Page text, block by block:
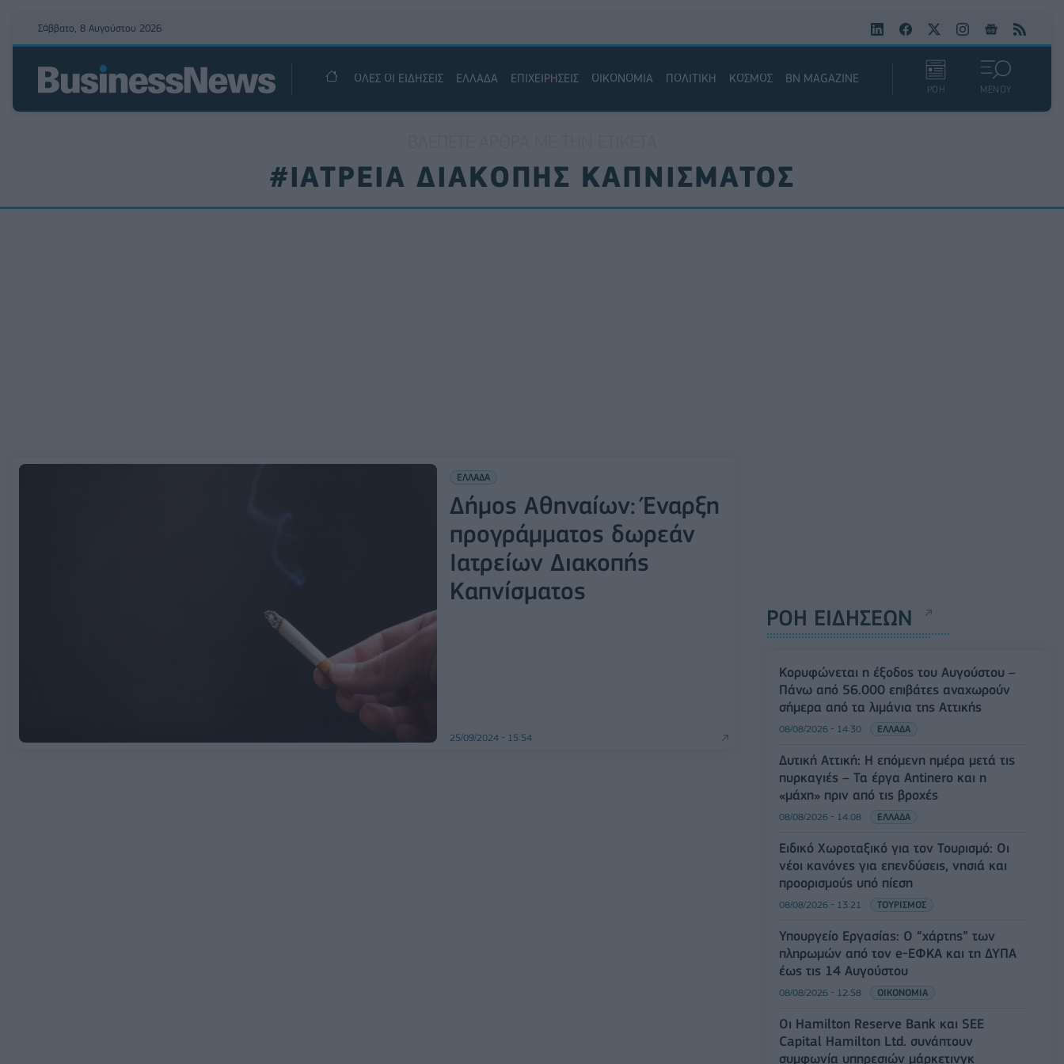
Σάββατο, 8 Αυγούστου 2026
ΟΛΕΣ ΟΙ ΕΙΔΗΣΕΙΣ ΕΛΛΑΔΑ ΕΠΙΧΕΙΡΗΣΕΙΣ ΟΙΚΟΝΟΜΙΑ ΠΟΛΙΤΙΚΗ ΚΟΣΜΟΣ BN MAGAZINE
ΡΟΗ ΜΕΝΟΥ
#ΙΑΤΡΕΙΑ ΔΙΑΚΟΠΗΣ ΚΑΠΝΙΣΜΑΤΟΣ
ΕΛΛΑΔΑ
Δήμος Αθηναίων: Έναρξη
προγράμματος δωρεάν
Ιατρείων Διακοπής
Καπνίσματος
25/09/2024 - 15:54
ΡΟΗ ΕΙΔΗΣΕΩΝ
Κορυφώνεται η έξοδος του Αυγούστου –
Πάνω από 56.000 επιβάτες αναχωρούν
σήμερα από τα λιμάνια της Αττικής
08/08/2026 - 14:30 ΕΛΛΑΔΑ
Δυτική Αττική: Η επόμενη ημέρα μετά τις
πυρκαγιές – Τα έργα Antinero και η
«μάχη» πριν από τις βροχές
08/08/2026 - 14:08 ΕΛΛΑΔΑ
Ειδικό Χωροταξικό για τον Τουρισμό: Οι
νέοι κανόνες για επενδύσεις, νησιά και
προορισμούς υπό πίεση
08/08/2026 - 13:21 ΤΟΥΡΙΣΜΟΣ
Υπουργείο Εργασίας: Ο “χάρτης” των
πληρωμών από τον e-ΕΦΚΑ και τη ΔΥΠΑ
έως τις 14 Αυγούστου
08/08/2026 - 12:58 ΟΙΚΟΝΟΜΙΑ
Οι Hamilton Reserve Bank και SEE
Capital Hamilton Ltd. συνάπτουν
συμφωνία υπηρεσιών μάρκετινγκ